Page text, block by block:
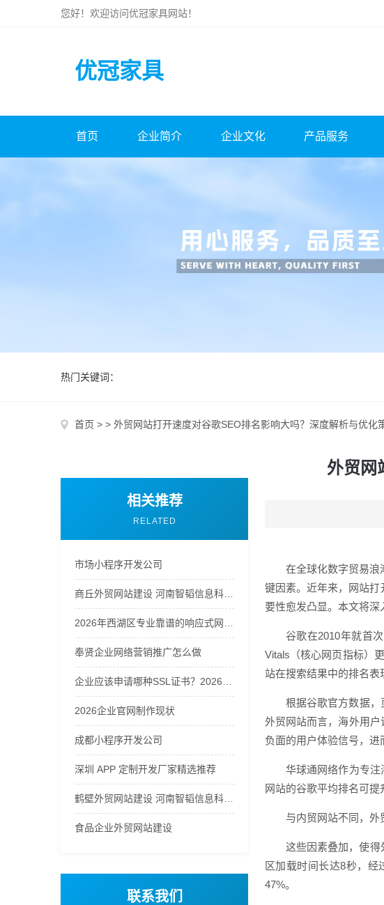
您好！欢迎访问优冠家具网站！
优冠家具
首页 企业简介 企业文化 产品服务
热门关键词：
首页 > > 外贸网站打开速度对谷歌SEO排名影响大吗？深度解析与优化
相关推荐
RELATED
市场小程序开发公司
奉贤企业网络营销推广怎么做
2026企业官网制作现状
成都小程序开发公司
深圳 APP 定制开发厂家精选推荐
食品企业外贸网站建设
联系我们
外贸网
在全球化数字贸易
键因素。近年来，网站
要性愈发凸显。本文将深
谷歌在2010年就首
Vitals（核心网页指标）
站在搜索结果中的排名表
根据谷歌官方数据
外贸网站而言，海外用
负面的用户体验信号，进
华球通网络作为专
网站的谷歌平均排名可提
与内贸网站不同，外
这些因素叠加，使
区加载时间长达8秒，
47%。